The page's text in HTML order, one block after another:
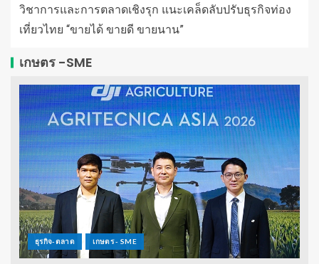
วิชาการและการตลาดเชิงรุก แนะเคล็ดลับปรับธุรกิจท่อง
เที่ยวไทย “ขายได้ ขายดี ขายนาน”
เกษตร -SME
ธุรกิจ-ตลาด เกษตร - SME